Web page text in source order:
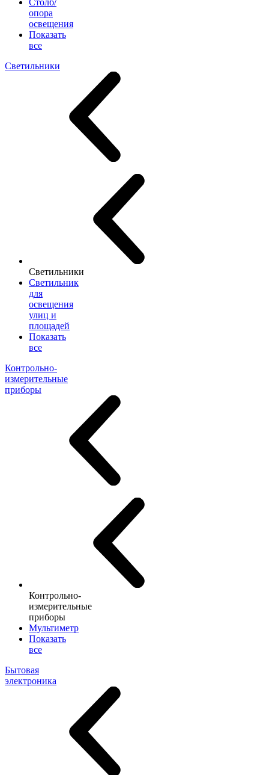
Столб/
опора
освещения
Показать
все
Светильники
Светильники
Светильник
для
освещения
улиц и
площадей
Показать
все
Контрольно-
измерительные
приборы
Контрольно-
измерительные
приборы
Мультиметр
Показать
все
Бытовая
электроника